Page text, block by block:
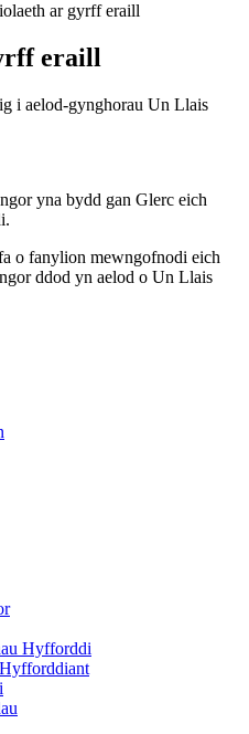
ar gyrff eraill
eraill
i aelod-gynghorau Un Llais
yna bydd gan Glerc eich
o fanylion mewngofnodi eich
ddod yn aelod o Un Llais
Hyfforddi